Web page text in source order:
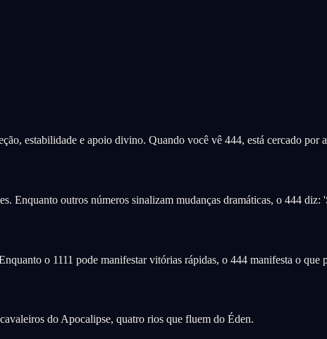
estabilidade e apoio divino. Quando você vê 444, está cercado por
Enquanto outros números sinalizam mudanças dramáticas, o 444
o 1111 pode manifestar vitórias rápidas, o 444 manifesta o que
do Apocalipse, quatro rios que fluem do Éden.